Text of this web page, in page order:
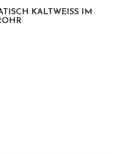
KALTWEISS IM G